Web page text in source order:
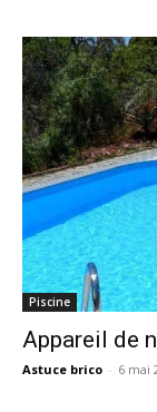
Piscine
Appareil de
Astuce brico - 6 mai